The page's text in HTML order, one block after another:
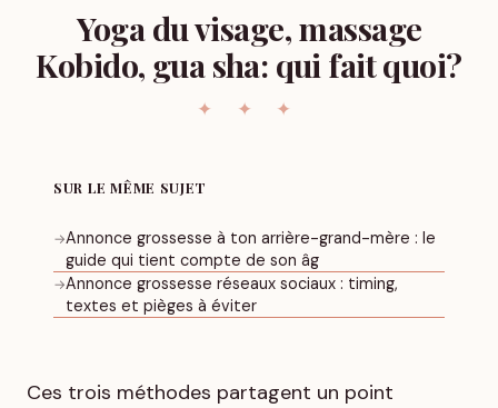
Yoga du visage, massage
Kobido, gua sha: qui fait quoi?
SUR LE MÊME SUJET
→Annonce grossesse à ton arrière-grand-mère : le
guide qui tient compte de son âg
→Annonce grossesse réseaux sociaux : timing,
textes et pièges à éviter
Ces trois méthodes partagent un point